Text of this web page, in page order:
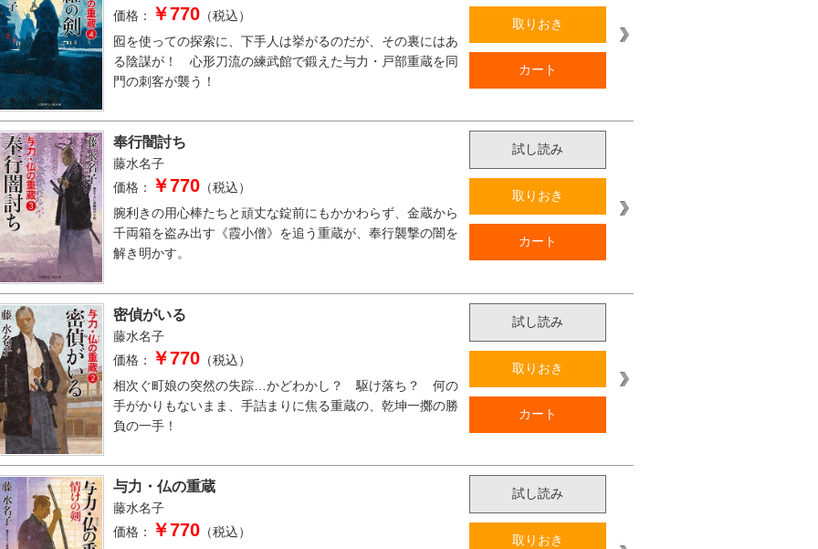
価格：
￥770 （税込）
取りおき
カート
囮を使っての探索に、下手人は挙がるのだが、その裏にはあ
る陰謀が！ 心形刀流の練武館で鍛えた与力・戸部重蔵を同
門の刺客が襲う！
奉行闇討ち
藤水名子
価格：
￥770 （税込）
試し読み
取りおき
カート
腕利きの用心棒たちと頑丈な錠前にもかかわらず、金蔵から
千両箱を盗み出す《霞小僧》を追う重蔵が、奉行襲撃の闇を
解き明かす。
密偵がいる
藤水名子
価格：
￥770 （税込）
試し読み
取りおき
カート
相次ぐ町娘の突然の失踪…かどわかし？ 駆け落ち？ 何の
手がかりもないまま、手詰まりに焦る重蔵の、乾坤一擲の勝
負の一手！
与力・仏の重蔵
藤水名子
価格：
￥770 （税込）
試し読み
取りおき